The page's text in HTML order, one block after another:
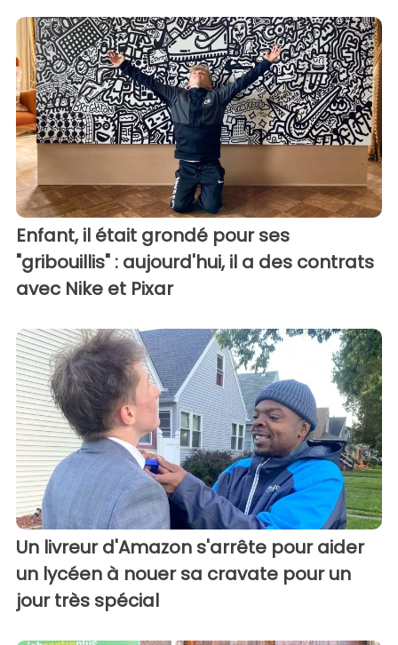
Enfant, il était grondé pour ses
"gribouillis" : aujourd'hui, il a des contrats
avec Nike et Pixar
Un livreur d'Amazon s'arrête pour aider
un lycéen à nouer sa cravate pour un
jour très spécial